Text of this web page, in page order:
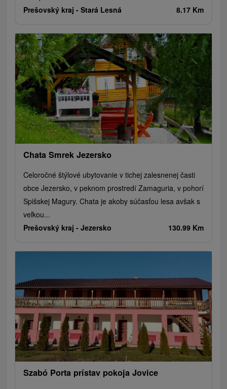
Prešovský kraj - Stará Lesná 8.17 Km
Chata Smrek Jezersko
Celoročné štýlové ubytovanie v tichej zalesnenej časti
obce Jezersko, v peknom prostredí Zamaguria, v pohorí
Spišskej Magury. Chata je akoby súčasťou lesa avšak s
veľkou...
Prešovský kraj - Jezersko 130.99 Km
Szabó Porta prístav pokoja Jovice